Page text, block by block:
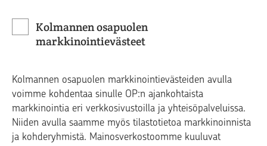
Kolmannen osapuolen
markkinointievästeet
Kolmannen osapuolen markkinointievästeiden avulla
voimme kohdentaa sinulle OP:n ajankohtaista
markkinointia eri verkkosivustoilla ja yhteisöpalveluissa.
Niiden avulla saamme myös tilastotietoa markkinoinnista
ja kohderyhmistä. Mainosverkostoomme kuuluvat